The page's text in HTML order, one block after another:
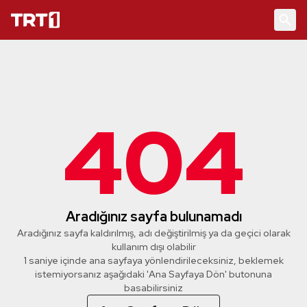
404
Aradığınız sayfa bulunamadı
Aradığınız sayfa kaldırılmış, adı değiştirilmiş ya da geçici olarak
kullanım dışı olabilir
1 saniye içinde ana sayfaya yönlendirileceksiniz, beklemek
istemiyorsanız aşağıdaki 'Ana Sayfaya Dön' butonuna
basabilirsiniz